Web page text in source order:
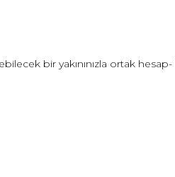
bir yakınınızla ortak